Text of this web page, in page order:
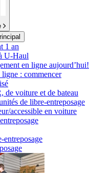
1 an
U-Haul
en ligne aujourd’hui!
ligne : commencer
de voiture et de bateau
de libre-entreposage
accessible en voiture
entreposage